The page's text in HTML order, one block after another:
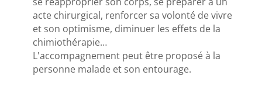
acte chirurgical, renforcer sa volonté de vivre
et son optimisme, diminuer les effets de la
chimiothérapie…
L'accompagnement peut être proposé à la
personne malade et son entourage.